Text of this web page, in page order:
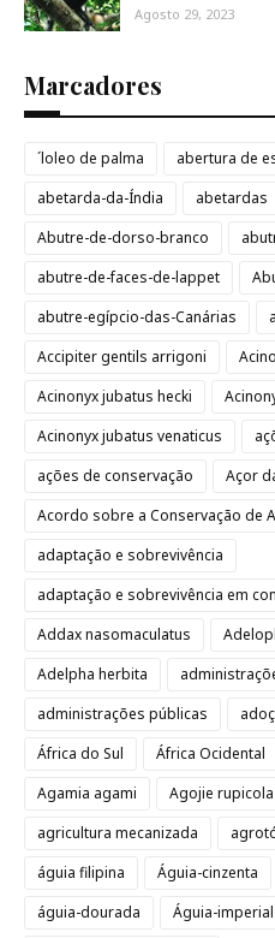
Agosto 29, 2023
Marcadores
´loleo de palma abertura de
abetarda-da-Índia
abetardas
Abutre-de-dorso-branco
abutre-de-faces-de-lappet
abutre-egípcio-das-Canárias
Accipiter gentils arrigoni
Acinonyx jubatus hecki
Acinonyx jubatus venaticus
ações de conservação
Açor
Acordo sobre a Conservação de
adaptação e sobrevivência
adaptação e sobrevivência em
Addax nasomaculatus
Adelpha herbita
administrações públicas
África do Sul
África Ocidental
Agamia agami
Agojie rupicola
agricultura mecanizada
águia filipina
Águia-cinzenta
águia-dourada
Águia-